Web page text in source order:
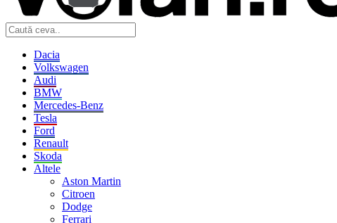
Dacia
Volkswagen
Audi
BMW
Mercedes-Benz
Tesla
Ford
Renault
Skoda
Altele
Aston Martin
Citroen
Dodge
Ferrari